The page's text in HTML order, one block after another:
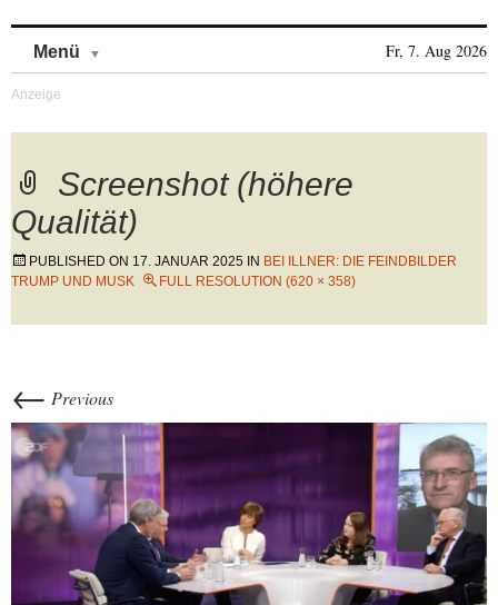
Menü Fr, 7. Aug 2026
Screenshot (höhere
Qualität)
PUBLISHED ON 17. JANUAR 2025 IN BEI ILLNER: DIE FEINDBILDER
TRUMP UND MUSK
FULL RESOLUTION (620 × 358)
← Previous